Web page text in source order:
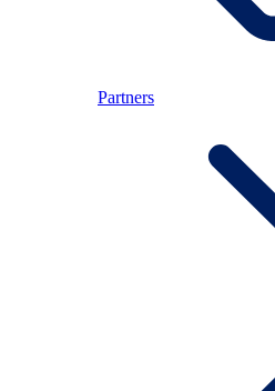
Partners